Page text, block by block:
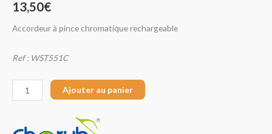
13,50€
Accordeur à pince chromatique rechargeable
Ref : WST551C
Ajouter au panier